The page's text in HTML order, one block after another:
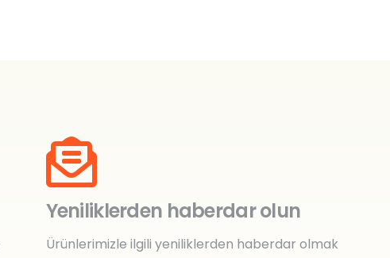
Yeniliklerden haberdar olun
Ürünlerimizle ilgili yeniliklerden haberdar olmak